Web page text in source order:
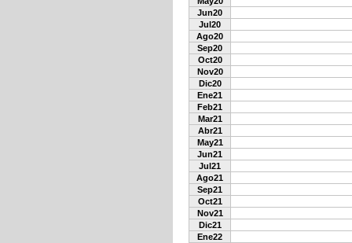
Jun20
Jul20
Ago20
Sep20
Oct20
Nov20
Dic20
Ene21
Feb21
Mar21
Abr21
May21
Jun21
Jul21
Ago21
Sep21
Oct21
Nov21
Dic21
Ene22